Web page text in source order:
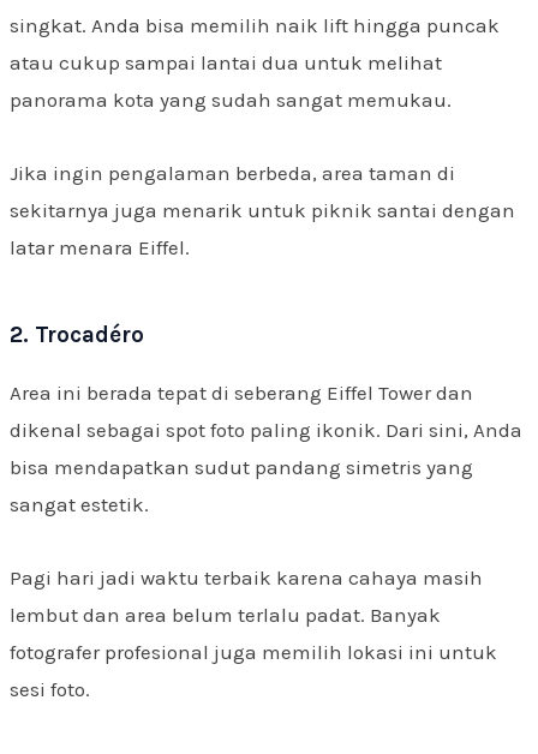
singkat. Anda bisa memilih naik lift hingga puncak
atau cukup sampai lantai dua untuk melihat
panorama kota yang sudah sangat memukau.
Jika ingin pengalaman berbeda, area taman di
sekitarnya juga menarik untuk piknik santai dengan
latar menara Eiffel.
2. Trocadéro
Area ini berada tepat di seberang Eiffel Tower dan
dikenal sebagai spot foto paling ikonik. Dari sini, Anda
bisa mendapatkan sudut pandang simetris yang
sangat estetik.
Pagi hari jadi waktu terbaik karena cahaya masih
lembut dan area belum terlalu padat. Banyak
fotografer profesional juga memilih lokasi ini untuk
sesi foto.